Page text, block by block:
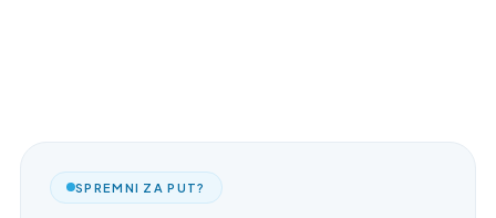
SPREMNI ZA PUT?